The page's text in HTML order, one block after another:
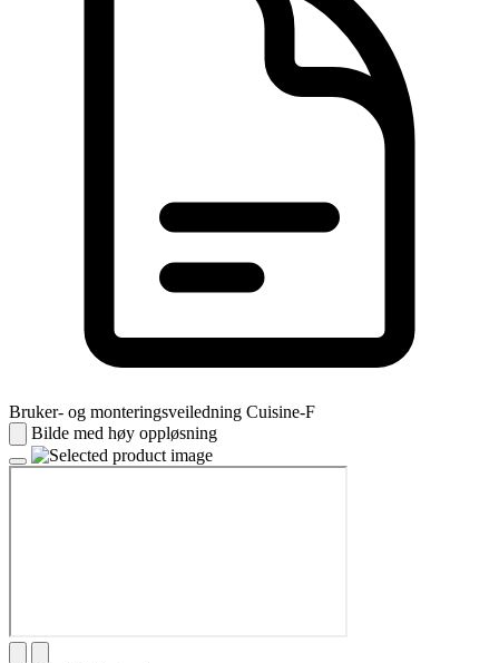
Bruker- og monteringsveiledning Cuisine-F
Bilde med høy oppløsning